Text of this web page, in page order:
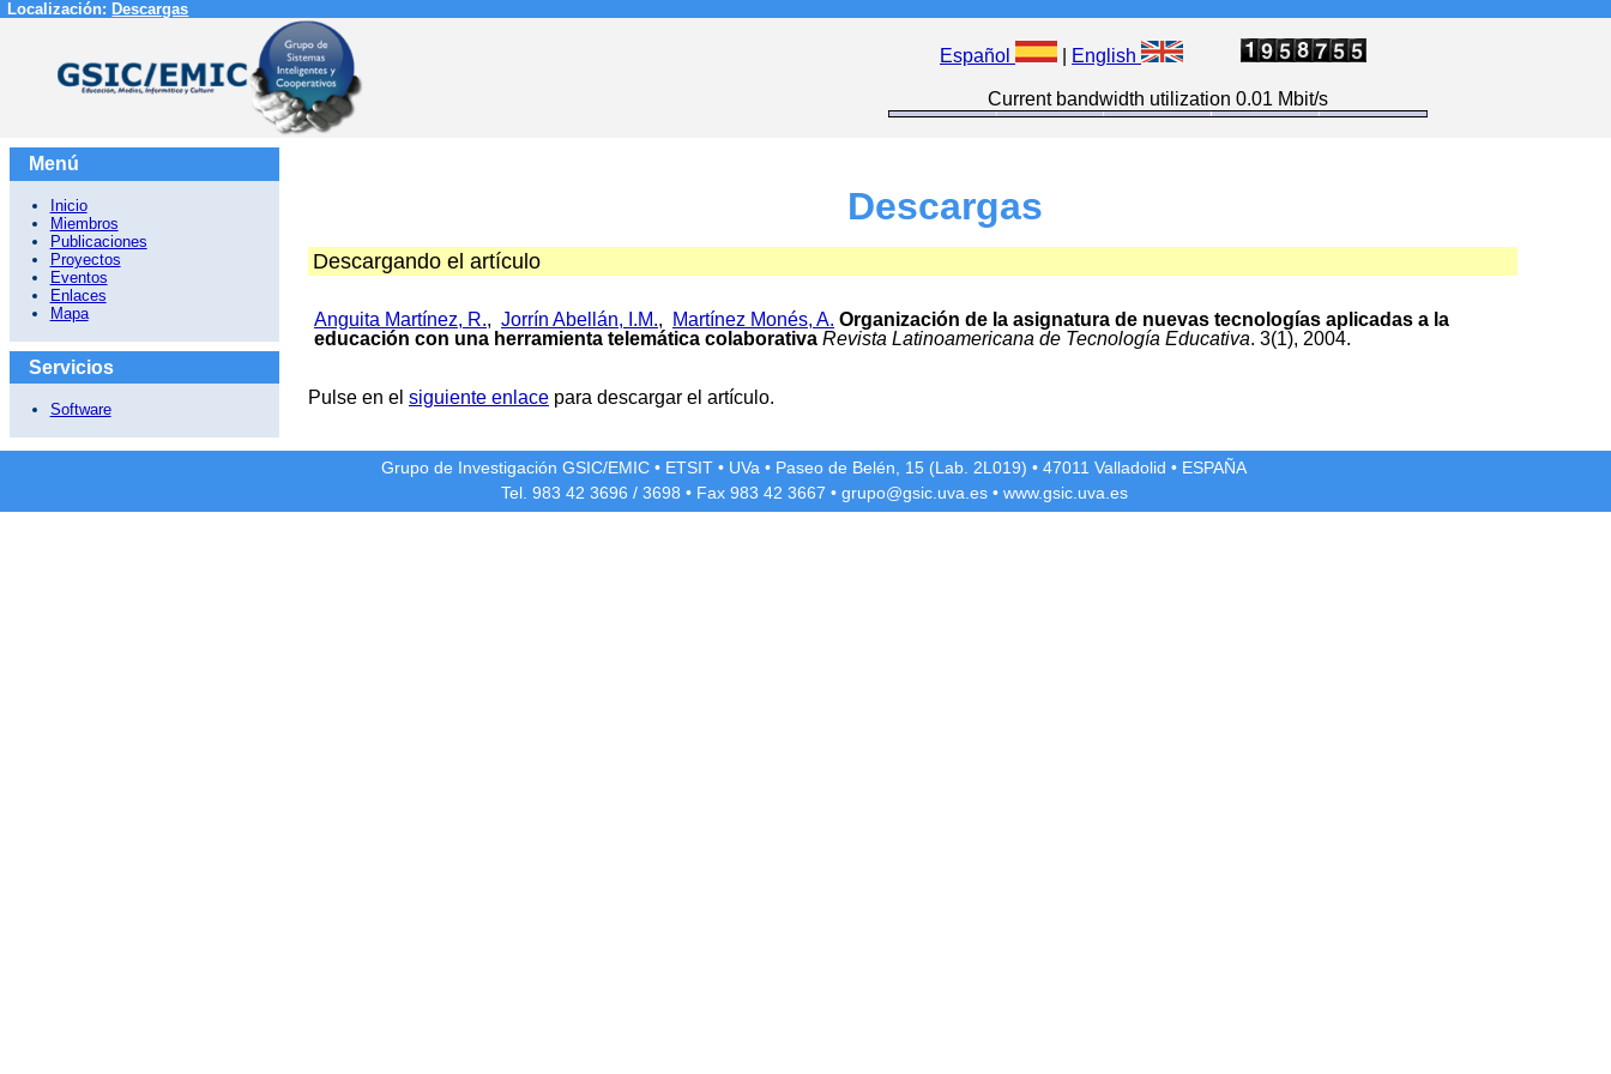
Localización: Descargas
Español English
Current bandwidth utilization 0.01 Mbit/s
Menú
Inicio
Miembros
Publicaciones
Proyectos
Eventos
Enlaces
Mapa
Servicios
Software
Descargas
Descargando el artículo
Anguita Martínez, R., Jorrín Abellán, I.M., Martínez Monés, A. Organización de la asignatura de nuevas tecnologías aplicadas a la
educación con una herramienta telemática colaborativa Revista Latinoamericana de Tecnología Educativa. 3(1), 2004.
Pulse en el siguiente enlace para descargar el artículo.
Grupo de Investigación GSIC/EMIC • ETSIT • UVa • Paseo de Belén, 15 (Lab. 2L019) •47011 Valladolid • ESPAÑA
Tel. 983 42 3696 / 3698 • Fax 983 42 3667 • grupo@gsic.uva.es• www.gsic.uva.es